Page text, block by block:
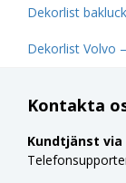
Dekorlist
Dekorlist Volvo
Kontakta
Kundtjänst